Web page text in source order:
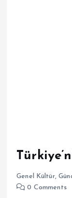
Genel Kültür,
0 Comments